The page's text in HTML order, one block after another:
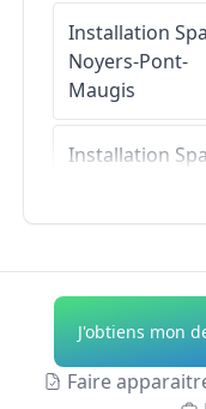
Installation Spa
Noyers-Pont-
Maugis
Installation Spa
Balan
Installation
Glaire
J'obtiens mon
Faire